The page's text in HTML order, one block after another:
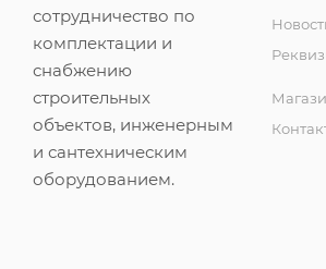
сотрудничество по
комплектации и
снабжению
строительных
объектов, инженерным
и сантехническим
оборудованием.